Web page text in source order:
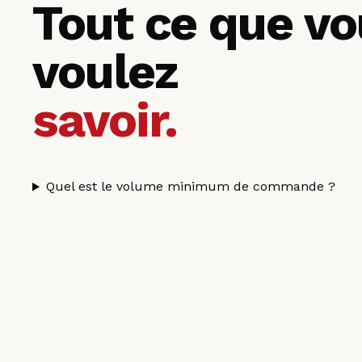
Tout ce que
voulez
savoir.
Quel est le volume minimum de commande ?